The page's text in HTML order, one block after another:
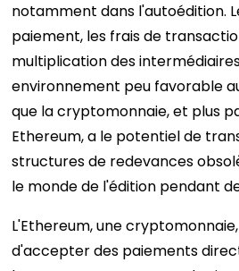
notamment dans l'autoédition.
paiement, les frais de
multiplication des
environnement peu favorable
que la cryptomonnaie, et plus
Ethereum, a le potentiel de
structures de redevances
le monde de l'édition pendant
L'Ethereum, une
d'accepter des paiements